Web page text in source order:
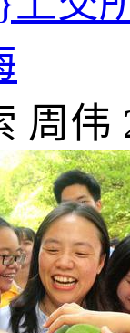
周伟